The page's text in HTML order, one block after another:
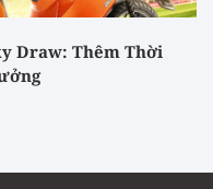
Draw: Thêm Thời